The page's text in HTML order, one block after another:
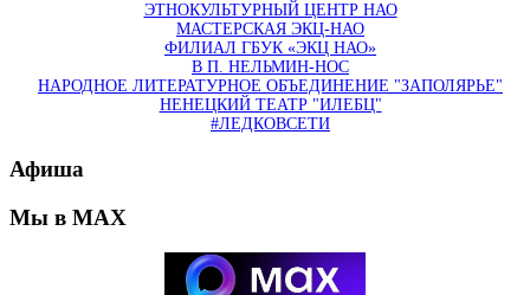
ЭТНОКУЛЬТУРНЫЙ ЦЕНТР НАО
МАСТЕРСКАЯ ЭКЦ-НАО
ФИЛИАЛ ГБУК «ЭКЦ НАО»
В П. НЕЛЬМИН-НОС
НАРОДНОЕ ЛИТЕРАТУРНОЕ ОБЪЕДИНЕНИЕ "ЗАПОЛЯРЬЕ"
НЕНЕЦКИЙ ТЕАТР "ИЛЕБЦ"
#ЛЕДКОВСЕТИ
Афиша
Мы в MAX